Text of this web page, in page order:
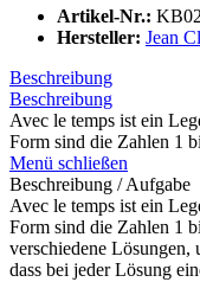
Artikel-Nr.:
Hersteller: Jean
Beschreibung
Beschreibung
Avec le temps ist ein
Form sind die Zahlen 1
Menü schließen
Beschreibung / Aufgabe
Avec le temps ist ein
Form sind die Zahlen 1
verschiedene Lösungen,
dass bei jeder Lösung